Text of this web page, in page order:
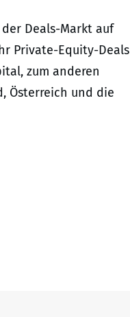
Deals-Markt auf
Private-Equity-Deals
zum anderen
Österreich und die